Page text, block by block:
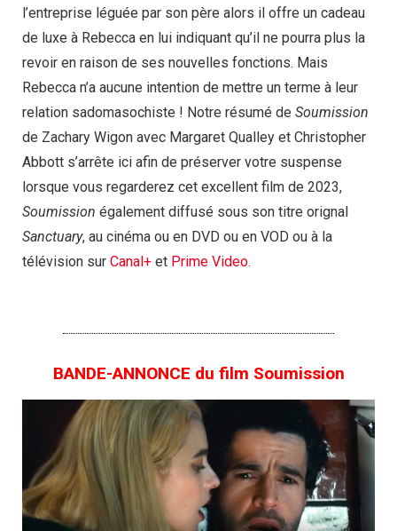
l’entreprise léguée par son père alors il offre un cadeau
de luxe à Rebecca en lui indiquant qu’il ne pourra plus la
revoir en raison de ses nouvelles fonctions. Mais
Rebecca n’a aucune intention de mettre un terme à leur
relation sadomasochiste ! Notre résumé de Soumission
de Zachary Wigon avec Margaret Qualley et Christopher
Abbott s’arrête ici afin de préserver votre suspense
lorsque vous regarderez cet excellent film de 2023,
Soumission également diffusé sous son titre orignal
Sanctuary, au cinéma ou en DVD ou en VOD ou à la
télévision sur Canal+ et Prime Video.
BANDE-ANNONCE du film Soumission